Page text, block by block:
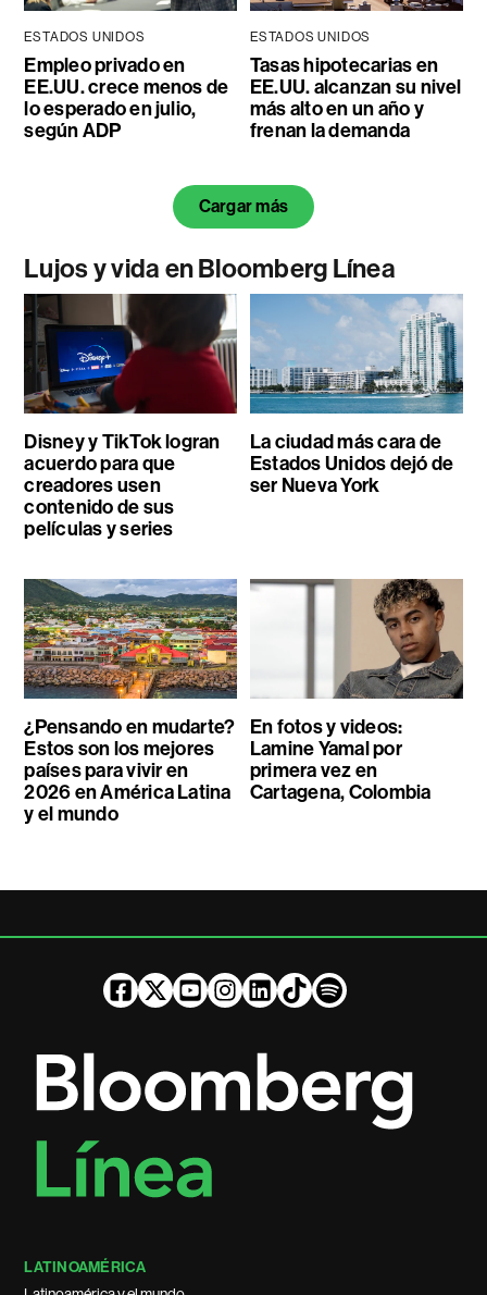
ESTADOS UNIDOS
Empleo privado en
EE.UU. crece menos de
lo esperado en julio,
según ADP
ESTADOS UNIDOS
Tasas hipotecarias en
EE.UU. alcanzan su nivel
más alto en un año y
frenan la demanda
Cargar más
Lujos y vida en Bloomberg Línea
Disney y TikTok logran
acuerdo para que
creadores usen
contenido de sus
películas y series
La ciudad más cara de
Estados Unidos dejó de
ser Nueva York
¿Pensando en mudarte?
Estos son los mejores
países para vivir en
2026 en América Latina
y el mundo
En fotos y videos:
Lamine Yamal por
primera vez en
Cartagena, Colombia
LATINOAMÉRICA